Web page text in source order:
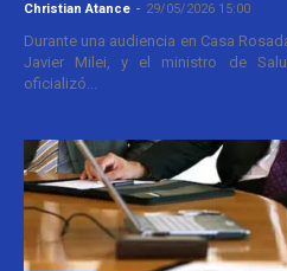
Christian Atance - 29/05/2026 15:00
Durante una audiencia en Casa
Javier Milei, y el ministro de
oficializó...